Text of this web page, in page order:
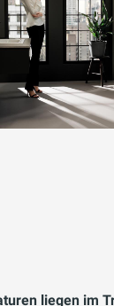
liegen im